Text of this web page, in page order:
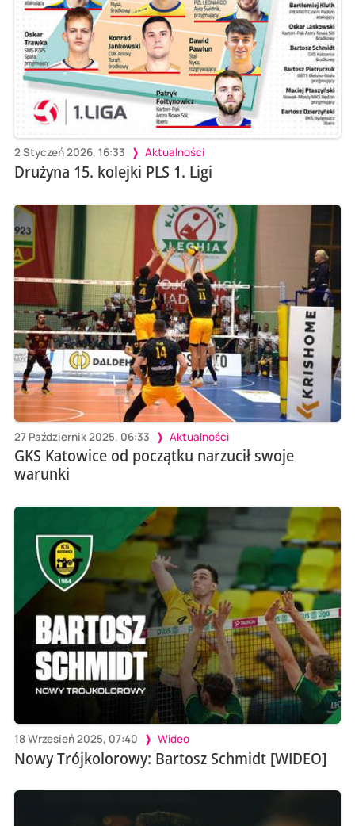
2 Styczeń 2026, 16:33 Aktualności
Drużyna 15. kolejki PLS 1. Ligi
27 Październik 2025, 06:33 Aktualności
GKS Katowice od początku narzucił swoje
warunki
18 Wrzesień 2025, 07:40 Wideo
Nowy Trójkolorowy: Bartosz Schmidt [WIDEO]